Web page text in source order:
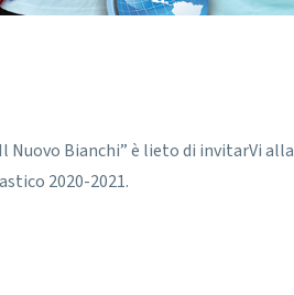
Nuovo Bianchi” è lieto di invitarVi alla
2020-2021.